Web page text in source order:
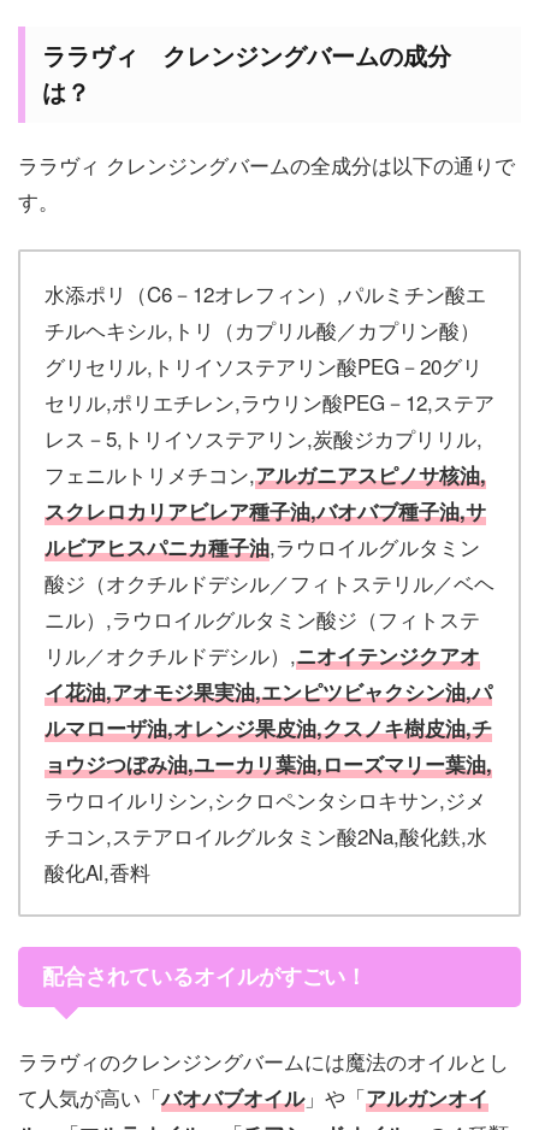
ララヴィ クレンジングバームの成分
は？
ララヴィ クレンジングバームの全成分は以下の通りで
す。
水添ポリ（C6－12オレフィン）,パルミチン酸エ
チルヘキシル,トリ（カプリル酸／カプリン酸）
グリセリル,トリイソステアリン酸PEG－20グリ
セリル,ポリエチレン,ラウリン酸PEG－12,ステア
レス－5,トリイソステアリン,炭酸ジカプリリル,
フェニルトリメチコン,アルガニアスピノサ核油,
スクレロカリアビレア種子油,バオバブ種子油,サ
ルビアヒスパニカ種子油,ラウロイルグルタミン
酸ジ（オクチルドデシル／フィトステリル／ベヘ
ニル）,ラウロイルグルタミン酸ジ（フィトステ
リル／オクチルドデシル）,ニオイテンジクアオ
イ花油,アオモジ果実油,エンピツビャクシン油,パ
ルマローザ油,オレンジ果皮油,クスノキ樹皮油,チ
ョウジつぼみ油,ユーカリ葉油,ローズマリー葉油,
ラウロイルリシン,シクロペンタシロキサン,ジメ
チコン,ステアロイルグルタミン酸2Na,酸化鉄,水
酸化Al,香料
配合されているオイルがすごい！
ララヴィのクレンジングバームには魔法のオイルとし
て人気が高い「バオバブオイル」や「アルガンオイ